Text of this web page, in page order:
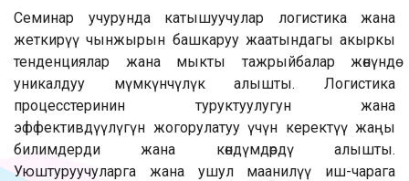
Семинар учурунда катышуучулар логистика жана
жеткирүү чынжырын башкаруу жаатындагы акыркы
тенденциялар жана мыкты тажрыйбалар жөнүндө
уникалдуу мүмкүнчүлүк алышты. Логистика
процесстеринин туруктуулугун жана
эффективдүүлүгүн жогорулатуу үчүн керектүү жаңы
билимдерди жана көндүмдөрдү алышты.
Уюштуруучуларга жана ушул маанилүү иш-чарага